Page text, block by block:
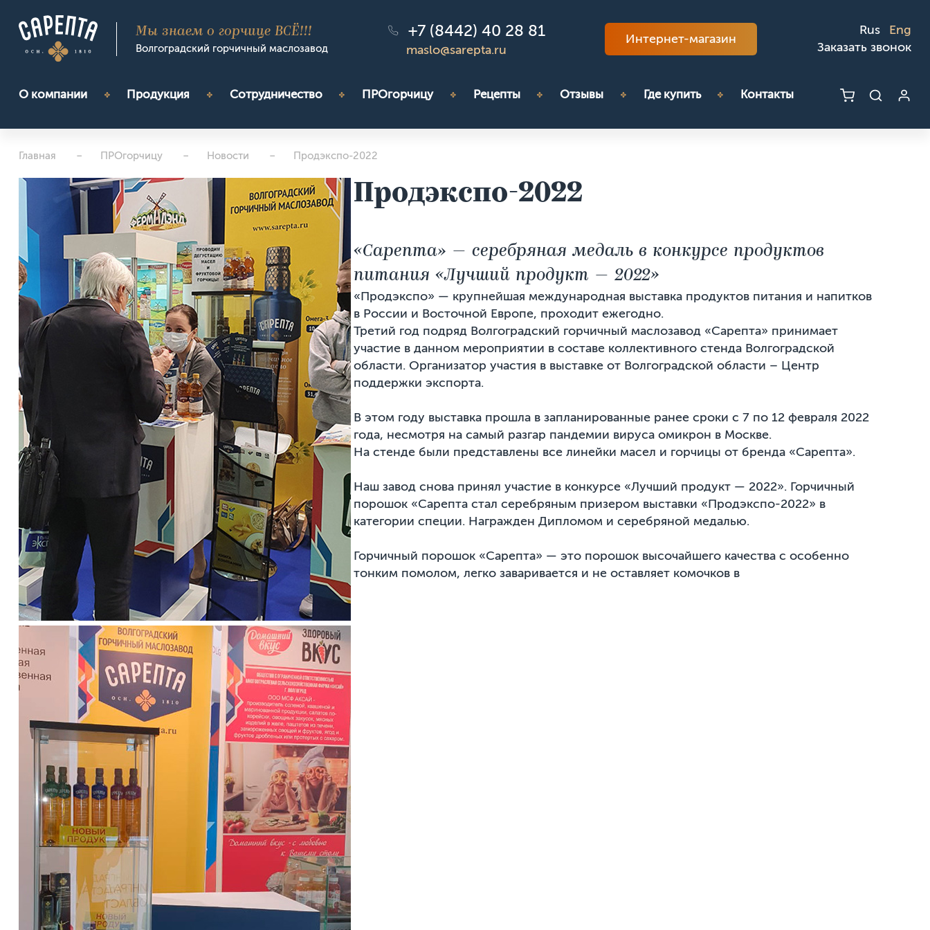
Мы знаем о горчице ВСЁ!!!
Волгоградский горчичный маслозавод
+7 (8442) 40 28 81
maslo@sarepta.ru
Интернет-магазин
Rus
Eng
Заказать звонок
О компании Продукция Сотрудничество ПРОгорчицу Рецепты Отзывы Где купить Контакты
Главная ПРОгорчицу Новости Продэкспо-2022
Продэкспо-2022
«Сарепта» — серебряная медаль в конкурсе продуктов
питания «Лучший продукт — 2022»
«Продэкспо» — крупнейшая международная выставка продуктов питания и напитков
в России и Восточной Европе, проходит ежегодно.
Третий год подряд Волгоградский горчичный маслозавод «Сарепта» принимает
участие в данном мероприятии в составе коллективного стенда Волгоградской
области. Организатор участия в выставке от Волгоградской области – Центр
поддержки экспорта.
В этом году выставка прошла в запланированные ранее сроки с 7 по 12 февраля 2022
года, несмотря на самый разгар пандемии вируса омикрон в Москве.
На стенде были представлены все линейки масел и горчицы от бренда «Сарепта».
Наш завод снова принял участие в конкурсе «Лучший продукт — 2022». Горчичный
порошок «Сарепта стал серебряным призером выставки «Продэкспо-2022» в
категории специи. Награжден Дипломом и серебряной медалью.
Горчичный порошок «Сарепта» — это порошок высочайшего качества с особенно
тонким помолом, легко заваривается и не оставляет комочков в